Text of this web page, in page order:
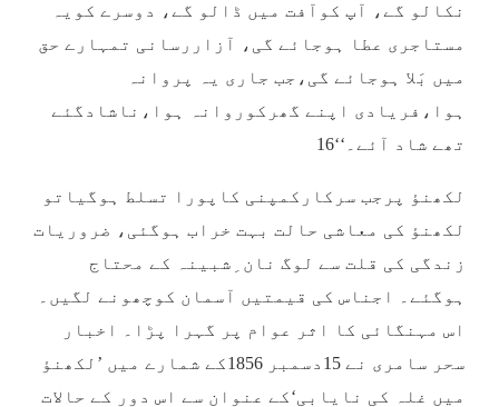
نکالو گے، آپ کوآفت میں ڈالو گے، دوسرے کویہ
مستاجری عطا ہوجائے گی، آزاررسانی تمہارے حق
میں بَلا ہوجائے گی،جب جاری یہ پروانہ
ہوا،فریادی اپنے گھرکوروانہ ہوا،ناشادگئے
تھے شاد آئے۔‘‘16
لکھنؤ پرجب سرکارکمپنی کاپورا تسلط ہوگیاتو
لکھنؤ کی معاشی حالت بہت خراب ہوگئی، ضروریات
زندگی کی قلت سے لوگ نان ِشبینہ کے محتاج
ہوگئے۔ اجناس کی قیمتیں آسمان کوچھونے لگیں۔
اس مہنگائی کا اثر عوام پر گہرا پڑا۔ اخبار
سحر سامری نے 15دسمبر 1856کے شمارے میں ’لکھنؤ
میں غلہ کی نایابی‘کے عنوان سے اس دور کے حالات